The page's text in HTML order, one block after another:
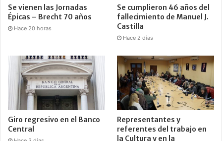
Se vienen las Jornadas
Épicas – Brecht 70 años
Hace 20 horas
Se cumplieron 46 años del
fallecimiento de Manuel J.
Castilla
Hace 2 días
Giro regresivo en el Banco
Central
Representantes y
referentes del trabajo en
la Cultura y en la